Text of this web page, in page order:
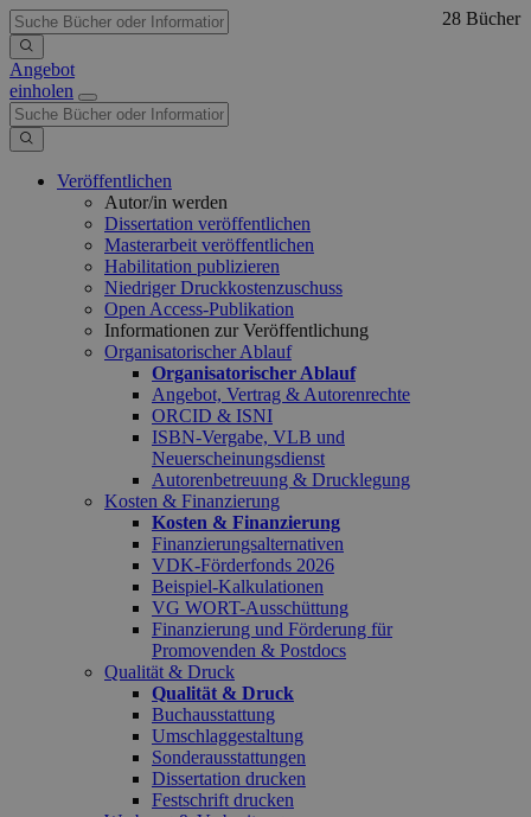
Angebot
einholen
Veröffentlichen
Autor/in werden
Dissertation veröffentlichen
Masterarbeit veröffentlichen
Habilitation publizieren
Niedriger Druckkostenzuschuss
Open Access-Publikation
Informationen zur Veröffentlichung
Organisatorischer Ablauf
Organisatorischer Ablauf
Angebot, Vertrag & Autorenrechte
ORCID & ISNI
ISBN-Vergabe, VLB und
Neuerscheinungsdienst
Autorenbetreuung & Drucklegung
Kosten & Finanzierung
Kosten & Finanzierung
Finanzierungsalternativen
VDK-Förderfonds 2026
Beispiel-Kalkulationen
VG WORT-Ausschüttung
Finanzierung und Förderung für
Promovenden & Postdocs
Qualität & Druck
Qualität & Druck
Buchausstattung
Umschlaggestaltung
Sonderausstattungen
Dissertation drucken
Festschrift drucken
28 Bücher